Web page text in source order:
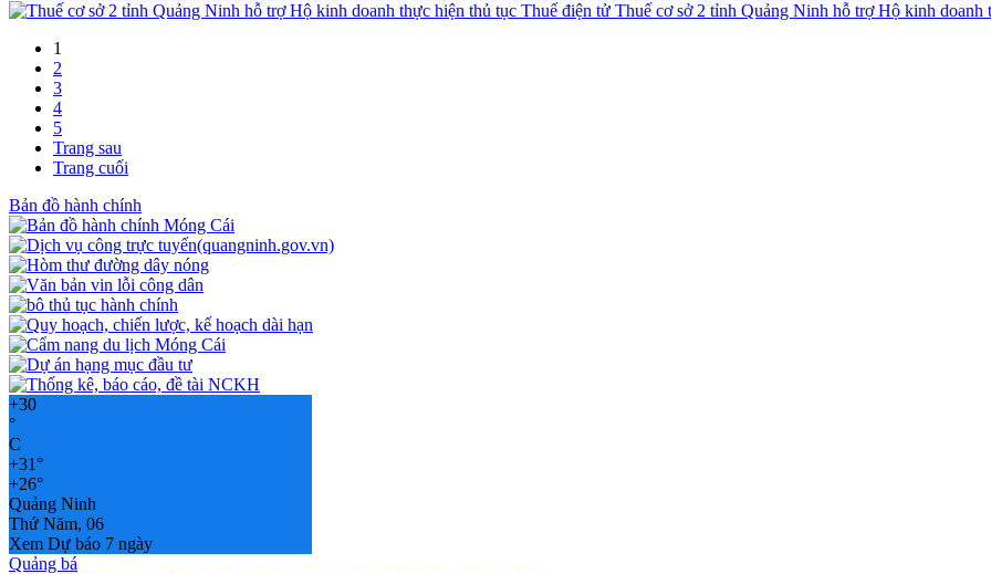
Thuế cơ sở 2 tỉnh Quảng Ninh hỗ trợ Hộ kinh doanh
1
2
3
4
5
Trang sau
Trang cuối
Bản đồ hành chính
+30
°
C
+31°
+26°
Quảng Ninh
Thứ Năm, 06
Xem Dự báo 7 ngày
Quảng bá